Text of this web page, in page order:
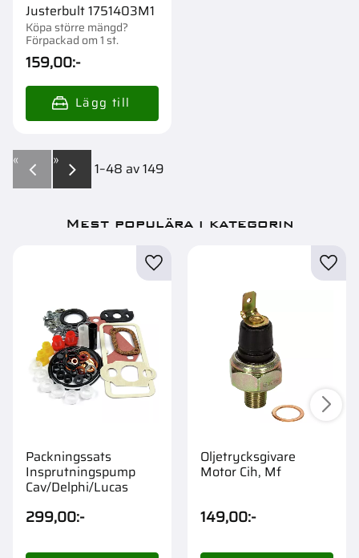
Justerbult 1751403M1
Köpa större mängd?
Förpackad om 1 st.
159,00:-
1–48 av149
« »
Mest populära i kategorin
Packningssats
Insprutningspump
Cav/Delphi/Lucas
299,00:-
Oljetrycksgivare
Motor Cih, Mf
149,00:-